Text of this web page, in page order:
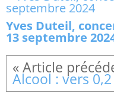
Yves Duteil,
13 septembre